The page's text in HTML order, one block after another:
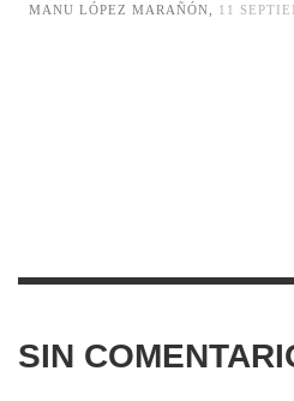
MANU LÓPEZ MARAÑÓN, 11
SIN